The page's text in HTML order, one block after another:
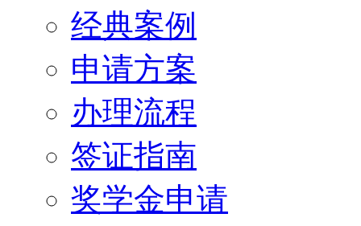
经典案例
申请方案
办理流程
签证指南
奖学金申请